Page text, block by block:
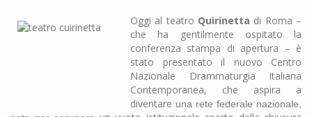
Oggi al teatro Quirinetta di Roma –
che ha gentilmente ospitato la
conferenza stampa di apertura – è
stato presentato il nuovo Centro
Nazionale Drammaturgia Italiana
Contemporanea, che aspira a
diventare una rete federale nazionale,